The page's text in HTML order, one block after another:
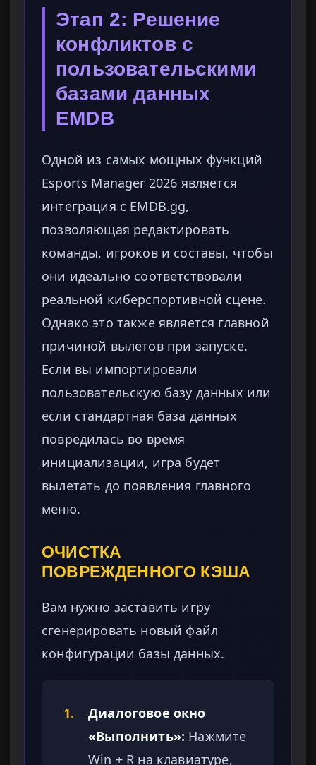
Этап 2: Решение
конфликтов с
пользовательскими
базами данных
EMDB
Одной из самых мощных функций
Esports Manager 2026 является
интеграция с EMDB.gg,
позволяющая редактировать
команды, игроков и составы, чтобы
они идеально соответствовали
реальной киберспортивной сцене.
Однако это также является главной
причиной вылетов при запуске.
Если вы импортировали
пользовательскую базу данных или
если стандартная база данных
повредилась во время
инициализации, игра будет
вылетать до появления главного
меню.
ОЧИСТКА
ПОВРЕЖДЕННОГО КЭША
Вам нужно заставить игру
сгенерировать новый файл
конфигурации базы данных.
1.
Диалоговое окно
«Выполнить»: Нажмите
Win + R на клавиатуре,